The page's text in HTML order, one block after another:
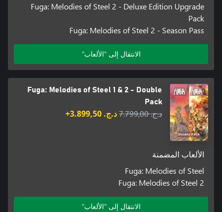
Fuga: Melodies of Steel 2 - Deluxe Edition Upgrade
Pack
Fuga: Melodies of Steel 2 - Season Pass
الانتقال إلى "الألعاب"
Fuga: Melodies of Steel 1 & 2 - Double
Pack
د.ج.‏ 7.799,00 د.ج.‏ 3.899,50+
الألعاب المضمنة
Fuga: Melodies of Steel
Fuga: Melodies of Steel 2
الانتقال إلى "الألعاب"